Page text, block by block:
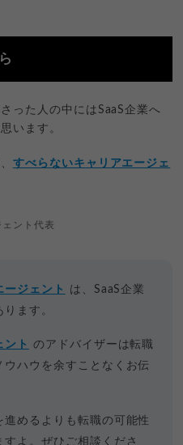
った人の中にはSaaS企業へ
います。
すべらないキャリアエージェ
ント代表
ジェント
は、SaaS企業
ます。
ント
のアドバイザーは転職
ハウを余すことなくお伝
めるよりも転職の可能性
よ。ぜひご相談くださ